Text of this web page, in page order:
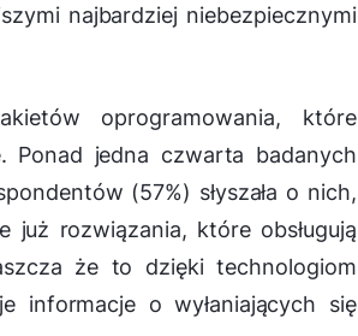
najbardziej niebezpiecznymi
oprogramowania, które
Ponad jedna czwarta badanych
(57%) słyszała o nich,
już rozwiązania, które obsługują
że to dzięki technologiom
informacje o wyłaniających się